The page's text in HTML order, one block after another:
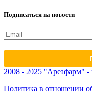
Подписаться на новости
2008 - 2025 "Ареафарм" -
Политика в отношении